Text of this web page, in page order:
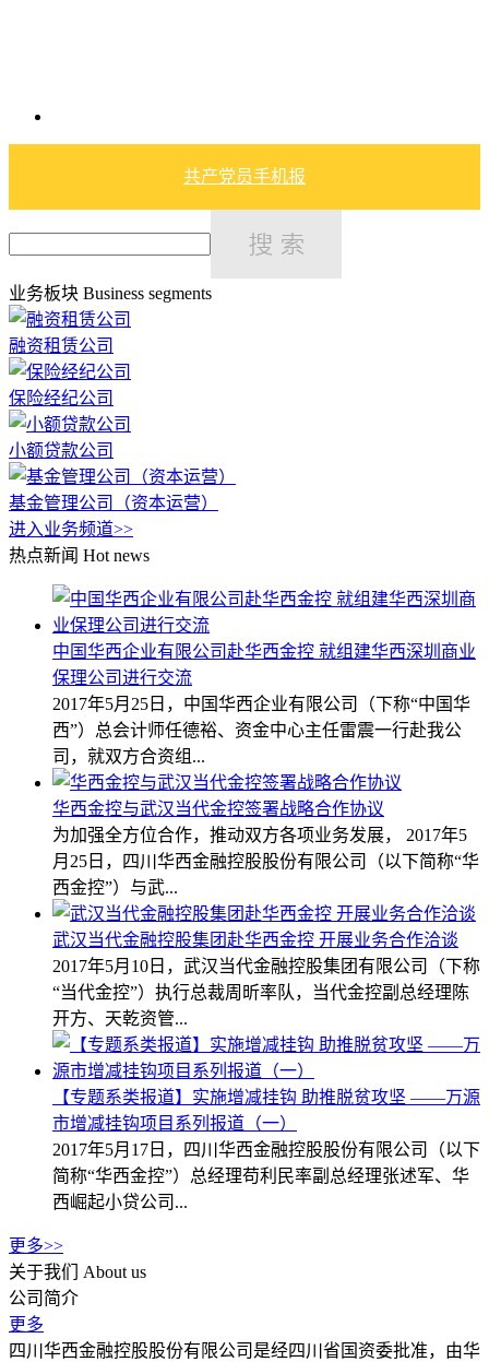
共产党员手机报
业务板块 Business segments
融资租赁公司
保险经纪公司
小额贷款公司
基金管理公司（资本运营）
进入业务频道>>
热点新闻 Hot news
中国华西企业有限公司赴华西金控 就组建华西深圳商业
保理公司进行交流
2017年5月25日，中国华西企业有限公司（下称“中国华
西”）总会计师任德裕、资金中心主任雷震一行赴我公
司，就双方合资组...
华西金控与武汉当代金控签署战略合作协议
为加强全方位合作，推动双方各项业务发展， 2017年5
月25日，四川华西金融控股股份有限公司（以下简称“华
西金控”）与武...
武汉当代金融控股集团赴华西金控 开展业务合作洽谈
2017年5月10日，武汉当代金融控股集团有限公司（下称
“当代金控”）执行总裁周昕率队，当代金控副总经理陈
开方、天乾资管...
【专题系类报道】实施增减挂钩 助推脱贫攻坚 ——万源
市增减挂钩项目系列报道（一）
2017年5月17日，四川华西金融控股股份有限公司（以下
简称“华西金控”）总经理苟利民率副总经理张述军、华
西崛起小贷公司...
更多>>
关于我们
About us
公司简介
更多
四川华西金融控股股份有限公司是经四川省国资委批准，由华